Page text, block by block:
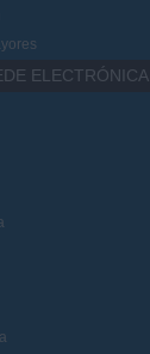
ELECTRÓNICA